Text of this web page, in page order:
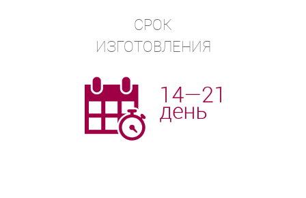
СРОК
ИЗГОТОВЛЕНИЯ